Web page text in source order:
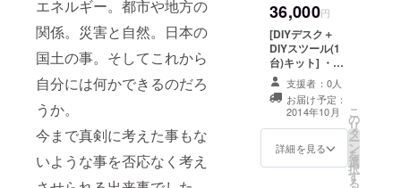
エネルギー。都市や地方の
関係。災害と自然。日本の
国土の事。そしてこれから
自分には何かできるのだろ
うか。
今まで真剣に考えた事もな
いような事を否応なく考え
焼き印を刻印す
る製品と併せて
ご支援ください
（ ￥500と
￥3,000、デス
ク、テーブルの
リターン以外か
ら選択してくだ
さい）
36,000円
[DIYデスク＋
DIYスツール(1
台)キット] ・感
謝の気持ちを込
めて、メッセー
ジをお送り致し
ます。 ・ヒノキ
のデスク製作
キット×1台、ス
支援者：0人
お届け予定：
2014年10月
詳細を見る
こ
の
リ
タ
ー
ン
を
選
択
す
る